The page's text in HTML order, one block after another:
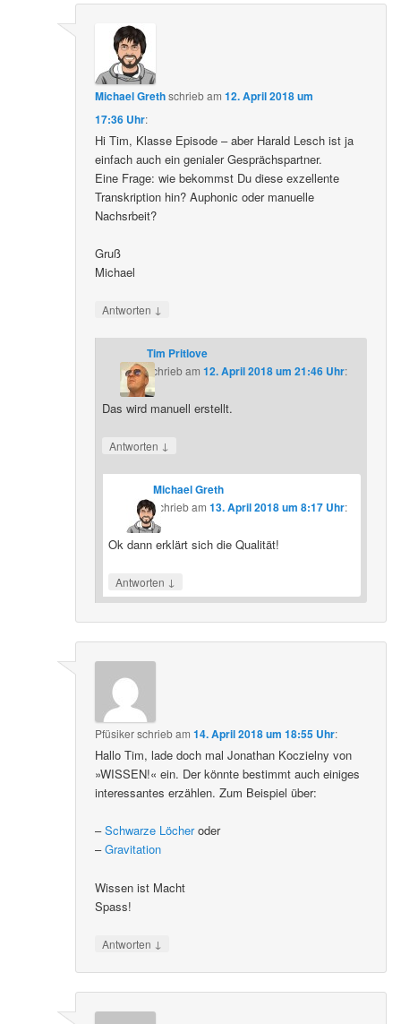
Michael Grethschriebam12. April 2018 um
17:36 Uhr:
Hi Tim, Klasse Episode – aber Harald Lesch ist ja
einfach auch ein genialer Gesprächspartner.
Eine Frage: wie bekommst Du diese exzellente
Transkription hin? Auphonic oder manuelle
Nachsrbeit?
Gruß
Michael
Antworten ↓
Tim Pritlove
schriebam 12. April 2018 um 21:46 Uhr:
Das wird manuell erstellt.
Antworten ↓
Michael Greth
schriebam13. April 2018 um 8:17 Uhr:
Ok dann erklärt sich die Qualität!
Antworten ↓
Pfüsikerschriebam14. April 2018 um 18:55 Uhr:
Hallo Tim, lade doch mal Jonathan Koczielny von
»WISSEN!« ein. Der könnte bestimmt auch einiges
interessantes erzählen. Zum Beispiel über:
–Schwarze Löcheroder
–Gravitation
Wissen ist Macht
Spass!
Antworten ↓